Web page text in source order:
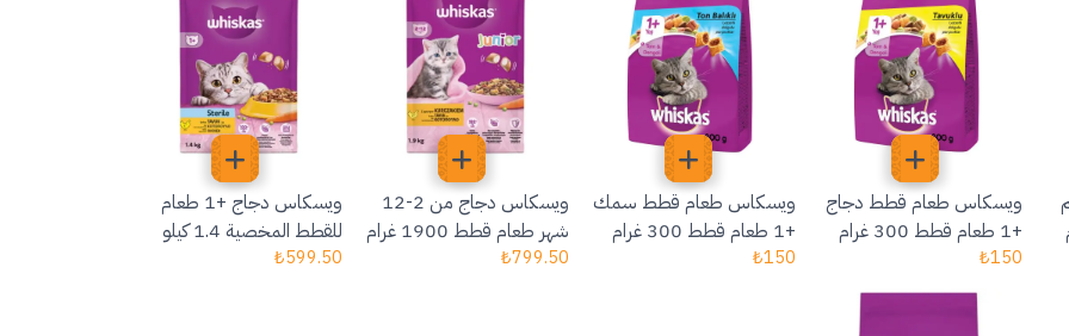
ويسكاس طعام قطط دجاج
+1 طعام قطط 300 غرام
150
₺
ويسكاس طعام قطط سمك
+1 طعام قطط 300 غرام
150
₺
ويسكاس دجاج من 2-12
شهر طعام قطط 1900 غرام
799.50
₺
ويسكاس دجاج +1 طعام
للقطط المخصية 1.4 كيلو
599.50
₺